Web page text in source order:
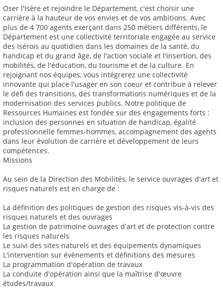
Oser l'Isère et rejoindre le Département, c'est choisir une
carrière à la hauteur de vos envies et de vos ambitions. Avec
plus de 4 700 agents exerçant dans 250 métiers différents, le
Département est une collectivité territoriale engagée au service
des Isérois au quotidien dans les domaines de la santé, du
handicap et du grand âge, de l'action sociale et l'insertion, des
mobilités, de l'éducation, du tourisme et de la culture. En
rejoignant nos équipes, vous intégrerez une collectivité
innovante qui place l'usager en son coeur et contribue à relever
le défi des transitions, des transformations numériques et de la
modernisation des services publics. Notre politique de
Ressources Humaines est fondée sur des engagements forts :
inclusion des personnes en situation de handicap, égalité
professionnelle femmes-hommes, accompagnement des agents
dans leur évolution de carrière et développement de leurs
compétences.
Missions
Au sein de la Direction des Mobilités, le service ouvrages d'art et
risques naturels est en charge de :
La définition des politiques de gestion des risques vis-à-vis des
risques naturels et des ouvrages
La gestion de patrimoine ouvrages d'art et de protection contre
les risques naturels
Le suivi des sites naturels et des équipements dynamiques
L'intervention sur évènements et définitions des mesures
La programmation d'opération de travaux
La conduite d'opération ainsi que la maîtrise d'œuvre
études/travaux